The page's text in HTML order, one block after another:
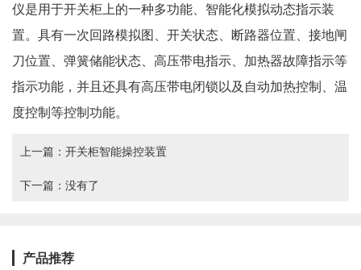
仪是用于开关柜上的一种多功能、智能化模拟动态指示装
置。具有一次回路模拟图、开关状态、断路器位置、接地闸
刀位置、弹簧储能状态、高压带电指示、加热器故障指示等
指示功能，并且还具有高压带电闭锁以及自动加热控制、温
度控制等控制功能。
上一篇： 开关柜智能操控装置
下一篇： 没有了
产品推荐